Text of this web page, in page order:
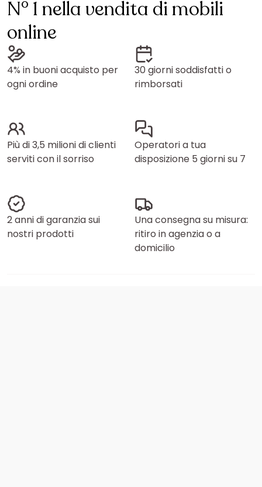
N° 1 nella vendita di mobili
online
4% in buoni acquisto per
ogni ordine
30 giorni soddisfatti o
rimborsati
Più di 3,5 milioni di clienti
serviti con il sorriso
Operatori a tua
disposizione 5 giorni su 7
2 anni di garanzia sui
nostri prodotti
Una consegna su misura:
ritiro in agenzia o a
domicilio